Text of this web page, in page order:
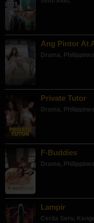
Ang Pintor At
Drama, Philippines
Private Tutor
Drama, Philippines
F-Buddies
Drama, Philippines
Lampir
Cerita Seru,